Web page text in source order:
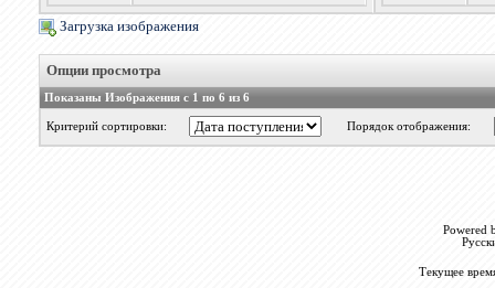
Загрузка изображения
Опции просмотра
Показаны Изображения с 1 по 6 из 6
Критерий сортировки: Порядок отображения:
Powered
Текущее